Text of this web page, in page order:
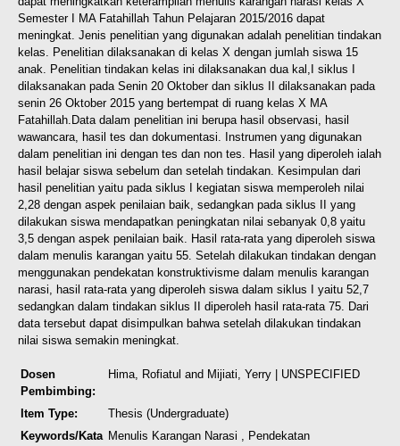
Semester I MA Fatahillah Tahun Pelajaran 2015/2016 dapat
meningkat. Jenis penelitian yang digunakan adalah penelitian tindakan
kelas. Penelitian dilaksanakan di kelas X dengan jumlah siswa 15
anak. Penelitian tindakan kelas ini dilaksanakan dua kal,I siklus I
dilaksanakan pada Senin 20 Oktober dan siklus II dilaksanakan pada
senin 26 Oktober 2015 yang bertempat di ruang kelas X MA
Fatahillah. Data dalam penelitian ini berupa hasil observasi, hasil
wawancara, hasil tes dan dokumentasi. Instrumen yang digunakan
dalam penelitian ini dengan tes dan non tes. Hasil yang diperoleh ialah
hasil belajar siswa sebelum dan setelah tindakan. Kesimpulan dari
hasil penelitian yaitu pada siklus I kegiatan siswa memperoleh nilai
2,28 dengan aspek penilaian baik, sedangkan pada siklus II yang
dilakukan siswa mendapatkan peningkatan nilai sebanyak 0,8 yaitu
3,5 dengan aspek penilaian baik. Hasil rata-rata yang diperoleh siswa
dalam menulis karangan yaitu 55. Setelah dilakukan tindakan dengan
menggunakan pendekatan konstruktivisme dalam menulis karangan
narasi, hasil rata-rata yang diperoleh siswa dalam siklus I yaitu 52,7
sedangkan dalam tindakan siklus II diperoleh hasil rata-rata 75. Dari
data tersebut dapat disimpulkan bahwa setelah dilakukan tindakan
nilai siswa semakin meningkat.
Dosen
Pembimbing:
Hima, Rofiatul and Mijiati, Yerry | UNSPECIFIED
Item Type:
Thesis (Undergraduate)
Keywords/Kata Menulis Karangan Narasi , Pendekatan